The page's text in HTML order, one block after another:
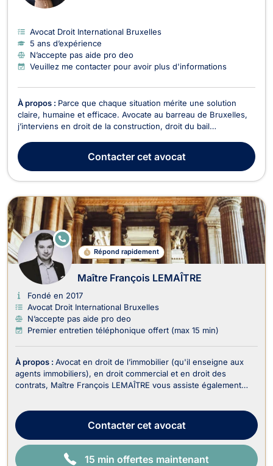
Avocat Droit International Bruxelles
5 ans d’expérience
N’accepte pas aide pro deo
Veuillez me contacter pour avoir plus d'informations
À propos : Parce que chaque situation mérite une solution
claire, humaine et efficace. Avocate au barreau de Bruxelles,
j’interviens en droit de la construction, droit du bail
international. J’accompagne particuliers et professionnels
dans la prévention et la résolution de leurs...
Contactercet avocat
Répond rapidement
E
N
G
N
E
Maître François LEMAÎTRE
Fondé en 2017
Avocat Droit International Bruxelles
N’accepte pas aide pro deo
Premier entretien téléphonique offert (max 15 min)
À propos : Avocat en droit de l’immobilier (qu'il enseigne aux
agents immobiliers), en droit commercial et en droit des
contrats, Maître François LEMAÎTRE vous assiste également
matière de baux portant sur...
Contactercet avocat
15 min offertes maintenant